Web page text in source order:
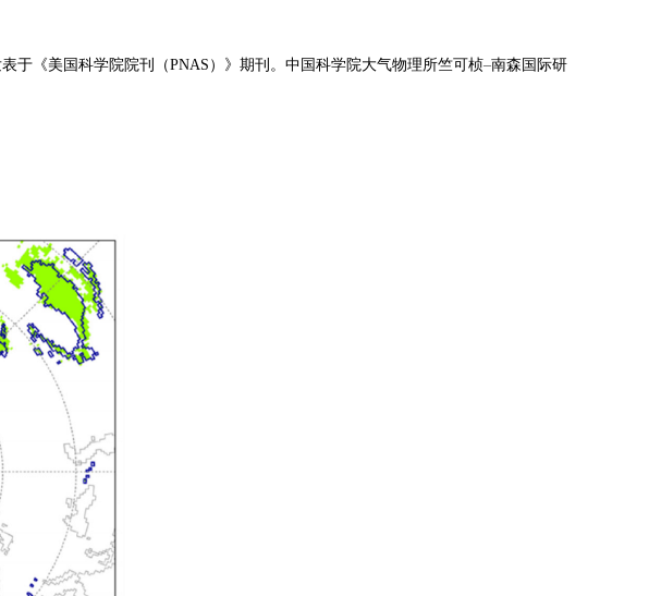
于《美国科学院院刊（PNAS）》期刊。中国科学院大气物理所竺可桢–南森国际研